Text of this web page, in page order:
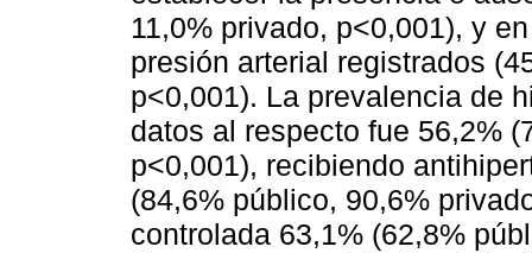
11,0% privado, p<0,001), y
presión arterial registrados
p<0,001). La prevalencia de
datos al respecto fue 56,2%
p<0,001), recibiendo
(84,6% público, 90,6%
controlada 63,1% (62,8%